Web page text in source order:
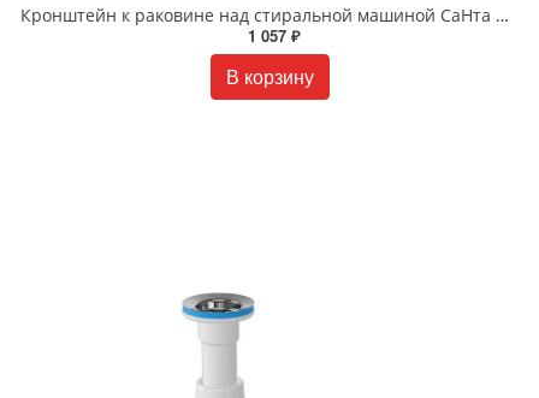
Кронштейн к раковине над стиральной машиной СаНта правый 900122
1 057 ₽
В корзину